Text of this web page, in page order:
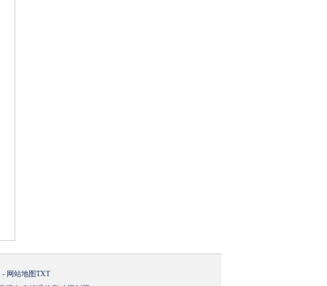
- 网站地图TXT